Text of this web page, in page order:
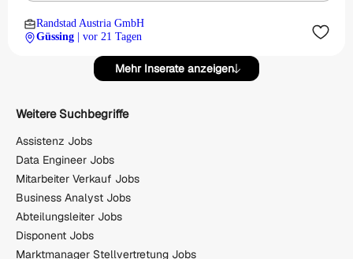
Randstad Austria GmbH
Güssing
| vor 21 Tagen
Mehr Inserate anzeigen
Weitere Suchbegriffe
Assistenz Jobs
Data Engineer Jobs
Mitarbeiter Verkauf Jobs
Business Analyst Jobs
Abteilungsleiter Jobs
Disponent Jobs
Marktmanager Stellvertretung Jobs